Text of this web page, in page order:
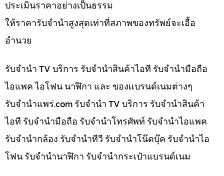
ประเมินราคาอย่างเป็นธรรม
ให้ราคารับจำนำสูงสุดเท่าที่สภาพของทรัพย์จะเอื้อ
อำนวย
รับจำนำ TV บริการ รับจำนำสินค้าไอที รับจำนำมือถือ
ไอแพค ไอโฟน นาฬิกา และ ของแบรนด์เนมต่างๆ
รับจํานําแพร่.com รับจำนำ TV บริการ รับจำนำสินค้า
ไอที รับจำนำมือถือ รับจำนำโทรศัพท์ รับจำนำไอแพค
รับจำนำกล้อง รับจำนำทีวี รับจำนำโน๊ดบุ๊ค รับจำนำไอ
โฟน รับจำนำนาฬิกา รับจำนำกระเป๋าแบรนด์เนม